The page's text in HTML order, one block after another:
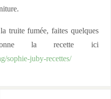
truite fumée, faites quelques
la recette ici
sophie-juby-recettes/